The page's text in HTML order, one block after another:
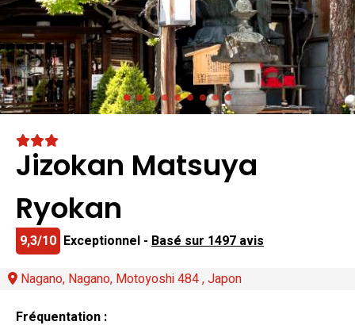
Jizokan Matsuya
Ryokan
9,3/10 Exceptionnel - Basé sur 1497 avis
Nagano, Nagano, Motoyoshi 484 , Japon
Fréquentation :